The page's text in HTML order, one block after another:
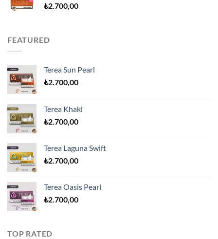
₺2.700,00
FEATURED
Terea Sun Pearl
₺2.700,00
Terea Khaki
₺2.700,00
Terea Laguna Swift
₺2.700,00
Terea Oasis Pearl
₺2.700,00
TOP RATED